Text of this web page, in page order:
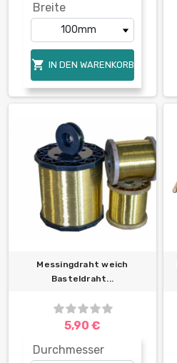
Breite
 IN DEN WARENKORB
Messingdraht weich
Basteldraht...
5,90 €
Durchmesser